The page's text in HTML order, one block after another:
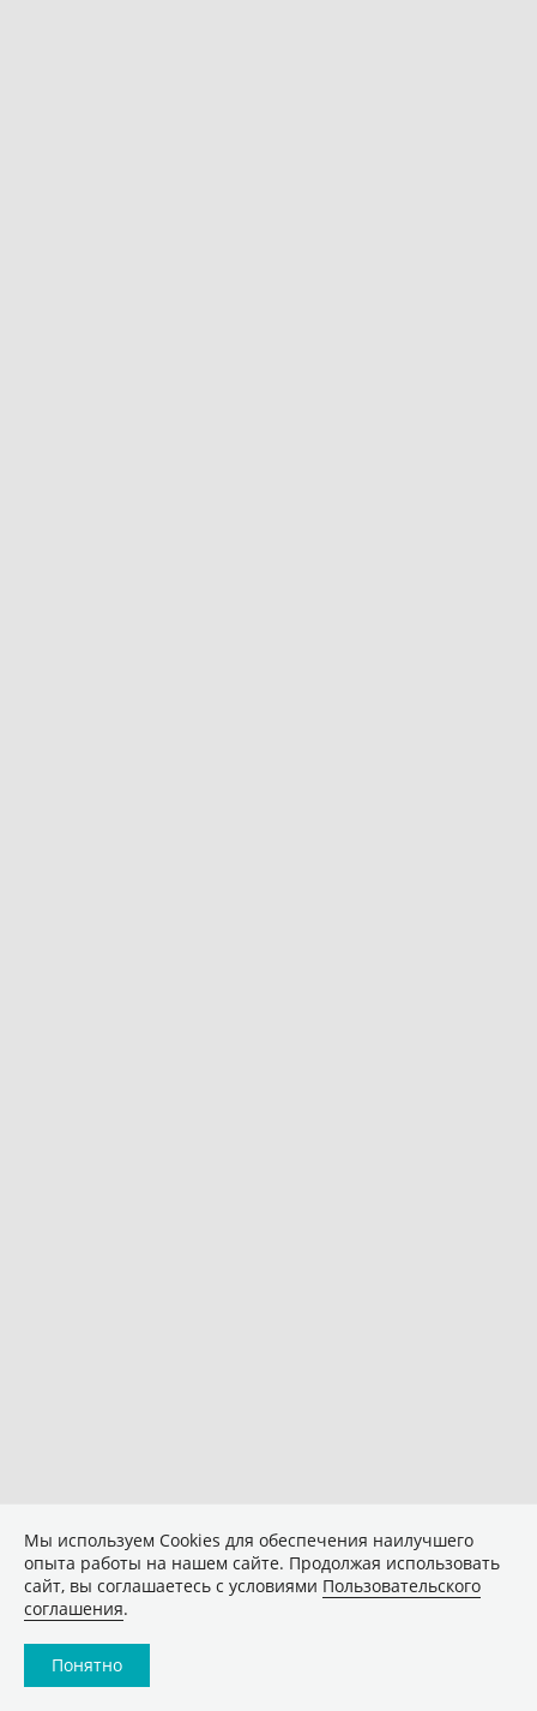
Мы используем Сookies для обеспечения наилучшего
опыта работы на нашем сайте. Продолжая использовать
сайт, вы соглашаетесь с условиями Пользовательского
соглашения.
Понятно